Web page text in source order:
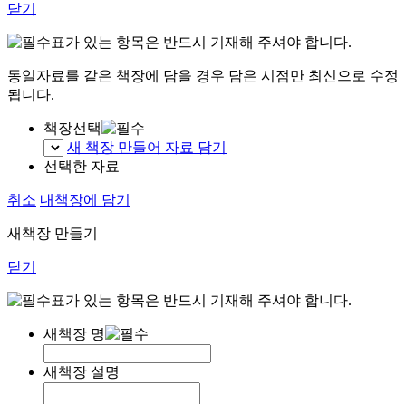
닫기
표가 있는 항목은 반드시 기재해 주셔야 합니다.
동일자료를 같은 책장에 담을 경우 담은 시점만 최신으로 수정
됩니다.
책장선택
새 책장 만들어 자료 담기
선택한 자료
취소 내책장에 담기
새책장 만들기
닫기
표가 있는 항목은 반드시 기재해 주셔야 합니다.
새책장 명
새책장 설명